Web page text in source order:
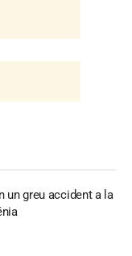
un greu accident a la